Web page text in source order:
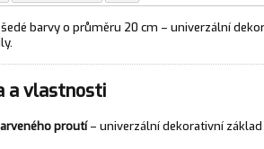
barvy o průměru 20 cm – univerzální
a vlastnosti
proutí– univerzální dekorativní